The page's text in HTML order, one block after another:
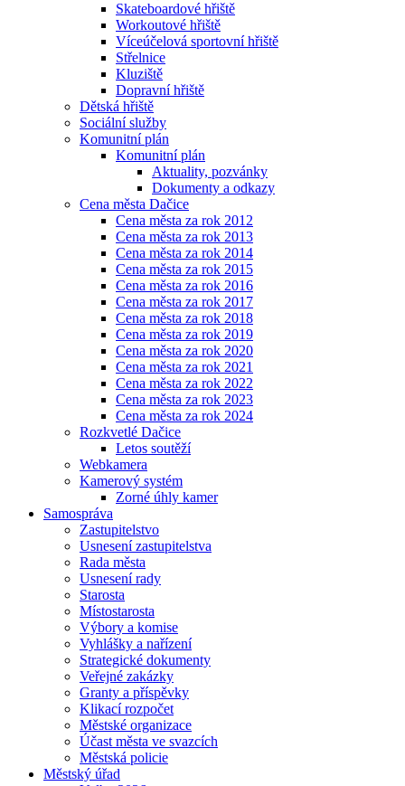
Skateboardové hřiště
Workoutové hřiště
Víceúčelová sportovní hřiště
Střelnice
Kluziště
Dopravní hřiště
Dětská hřiště
Sociální služby
Komunitní plán
Komunitní plán
Aktuality, pozvánky
Dokumenty a odkazy
Cena města Dačice
Cena města za rok 2012
Cena města za rok 2013
Cena města za rok 2014
Cena města za rok 2015
Cena města za rok 2016
Cena města za rok 2017
Cena města za rok 2018
Cena města za rok 2019
Cena města za rok 2020
Cena města za rok 2021
Cena města za rok 2022
Cena města za rok 2023
Cena města za rok 2024
Rozkvetlé Dačice
Letos soutěží
Webkamera
Kamerový systém
Zorné úhly kamer
Samospráva
Zastupitelstvo
Usnesení zastupitelstva
Rada města
Usnesení rady
Starosta
Místostarosta
Výbory a komise
Vyhlášky a nařízení
Strategické dokumenty
Veřejné zakázky
Granty a příspěvky
Klikací rozpočet
Městské organizace
Účast města ve svazcích
Městská policie
Městský úřad